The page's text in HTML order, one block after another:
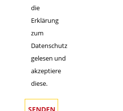
die
Erklärung
zum
Datenschutz
gelesen und
akzeptiere
diese.